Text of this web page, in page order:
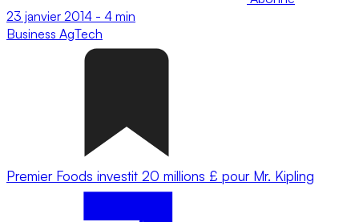
23 janvier 2014 - 4 min
Business AgTech
Premier Foods investit 20 millions £ pour Mr. Kipling